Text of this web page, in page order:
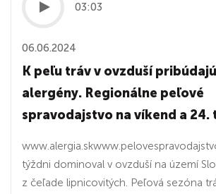
03:03
06.06.2024
K peľu tráv v ovzduší
alergény. Regionálne peľové
spravodajstvo na víkend a 24.
týždni dominoval v ovzduší na území
z čeľade lipnicovitých. Peľová sezóna